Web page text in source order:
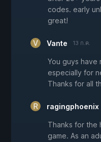
codes. early
great!
Vante 13 ก.ค.
You guys have
especially for
Thanks for all
ragingphoenix
Thanks for the
game. As an